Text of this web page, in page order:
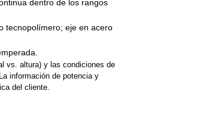
dentro de los rangos
tecnopolímero; eje en acero
vs. altura) y las condiciones de
información de potencia y
del cliente.